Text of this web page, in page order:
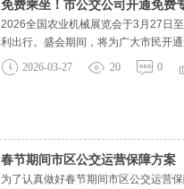
免费乘坐！市公交公司开通免费
2026全国农业机械展览会于3月27日
利出行。盛会期间，将为广大市民开
力保障盛会成功举办。市公交公司将
出行服务为盛会的举办助力添彩。
2026-03-27 20 0
春节期间市区公交运营保障方案
为了认真做好春节期间市区公交运营